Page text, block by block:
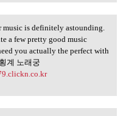
music is
music is definitely astounding.
a few pretty good music
you actually the perfect with
계 노래궁